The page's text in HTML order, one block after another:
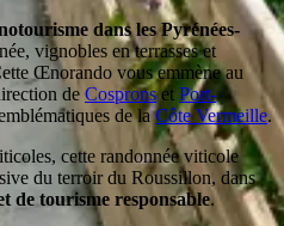
dans les Pyrénées-
vignobles en terrasses et
Œnorando vous emmène au
de Cospronset Port-
de laCôte Vermeille.
cette randonnée viticole
du terroir du Roussillon, dans
de tourisme responsable.